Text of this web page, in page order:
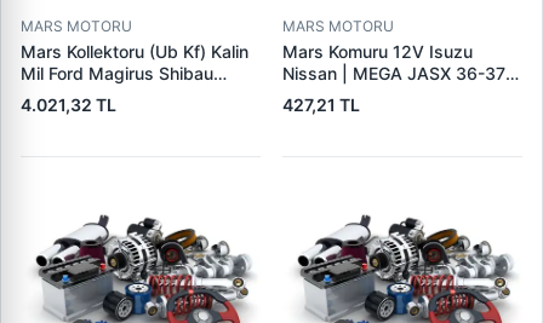
MARS MOTORU
Mars Kollektoru (Ub Kf) Kalin
Mil Ford Magirus Shibau
TM30 Steyr | MAKO
72313641 | OEM 72313641
4.021,32 TL
MARS MOTORU
Mars Komuru 12V Isuzu
Nissan | MEGA JASX 36-37 |
OEM JASX36-37
427,21 TL